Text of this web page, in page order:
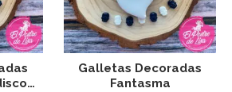
Galletas Decoradas
Fantasma